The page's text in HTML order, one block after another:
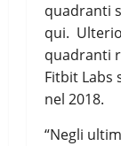
quadranti
qui.
quadranti
Fitbit Labs
nel 2018.
“Negli